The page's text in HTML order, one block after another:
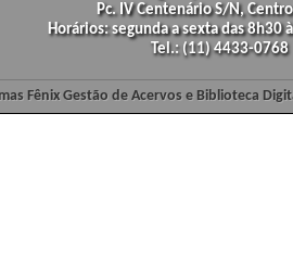
Pc. IV Centenário S/N,
Horários: segunda a sexta das
Tel.: (11) 4433-
Fênix Gestão de Acervos e Biblioteca